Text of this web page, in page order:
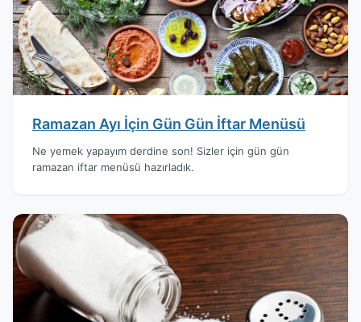
Ramazan Ayı İçin Gün Gün İftar Menüsü
Ne yemek yapayım derdine son! Sizler için gün gün
ramazan iftar menüsü hazırladık.